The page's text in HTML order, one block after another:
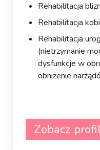
Rehabilitacja
Rehabilitacja
Rehabilitacja
(nietrzymanie
dysfunkcje w
obniżenie
Zobacz